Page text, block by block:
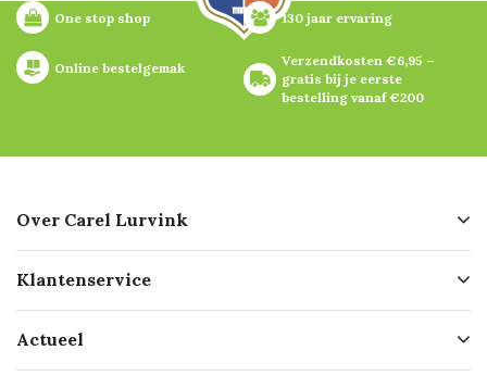
One stop shop 130 jaar ervaring
Online bestelgemak
Verzendkosten €6,95 –
gratis bij je eerste
bestelling vanaf €200
Over Carel Lurvink
Geschiedenis
Missie
Klantenservice
Bezorgen
Actueel